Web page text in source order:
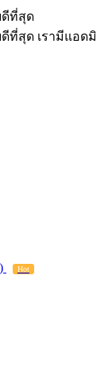
ที่สุด เรามีแอดมิน
ที่สุด เรามีแอดมิ
Hot